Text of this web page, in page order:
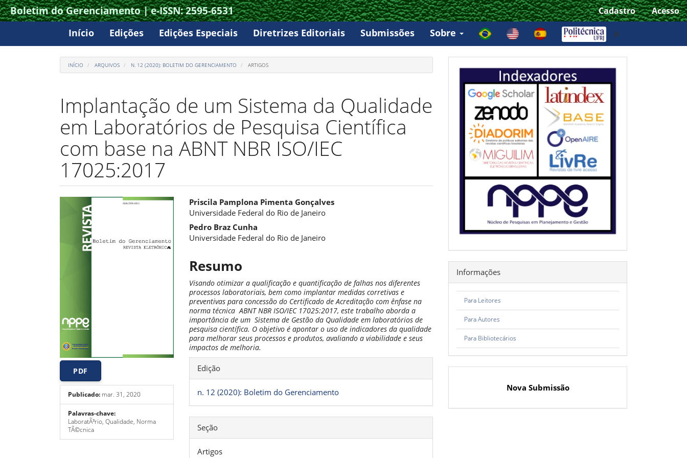
Acesso
para
conteúdo
Boletim do Gerenciamento | e-ISSN: 2595-6531 Cadastro Acesso
Início Edições Edições Especiais Diretrizes Editoriais Submissões Sobre 🔎
INÍCIO ARQUIVOS N. 12 (2020): BOLETIM DO GERENCIAMENTO ARTIGOS
Implantação de um Sistema da Qualidade
em Laboratórios de Pesquisa Científica
com base na ABNT NBR ISO/IEC
17025:2017
Barra
lateral
artigos
PDF
Publicado: mar. 31, 2020
Palavras-chave:
LaboratÃ³rio, Qualidade, Norma
TÃ©cnica
Conteúdo
do
artigo
principal
Priscila Pamplona Pimenta Gonçalves
Universidade Federal do Rio de Janeiro
Pedro Braz Cunha
Universidade Federal do Rio de Janeiro
Resumo
Visando otimizar a qualificação e quantificação de falhas nos diferentes
processos laboratoriais, bem como implantar medidas corretivas e
preventivas para concessão do Certificado de Acreditação com ênfase na
norma técnica ABNT NBR ISO/IEC 17025:2017, este trabalho aborda a
importância de um Sistema de Gestão da Qualidade em laboratórios de
pesquisa científica. O objetivo é apontar o uso de indicadores da qualidade
para melhorar seus processos e produtos, avaliando a viabilidade e seus
impactos de melhoria.
Detalhes
do
artigo
Edição
n. 12 (2020): Boletim do Gerenciamento
Seção
Artigos
Informações
Para Leitores
Para Autores
Para Bibliotecários
Nova Submissão